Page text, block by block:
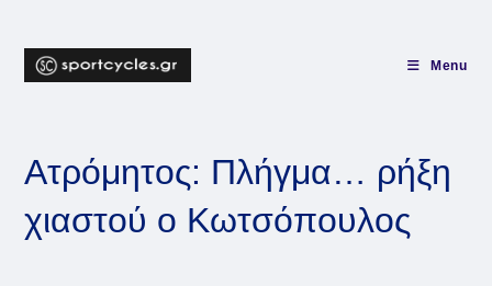
content
Menu
Ατρόμητος: Πλήγμα… ρήξη
χιαστού ο Κωτσόπουλος